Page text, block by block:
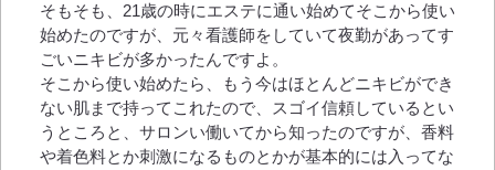
そもそも、21歳の時にエステに通い始めてそこから使い
始めたのですが、元々看護師をしていて夜勤があってす
ごいニキビが多かったんですよ。
そこから使い始めたら、もう今はほとんどニキビができ
ない肌まで持ってこれたので、スゴイ信頼しているとい
うところと、サロンい働いてから知ったのですが、香料
や着色料とか刺激になるものとかが基本的には入ってな